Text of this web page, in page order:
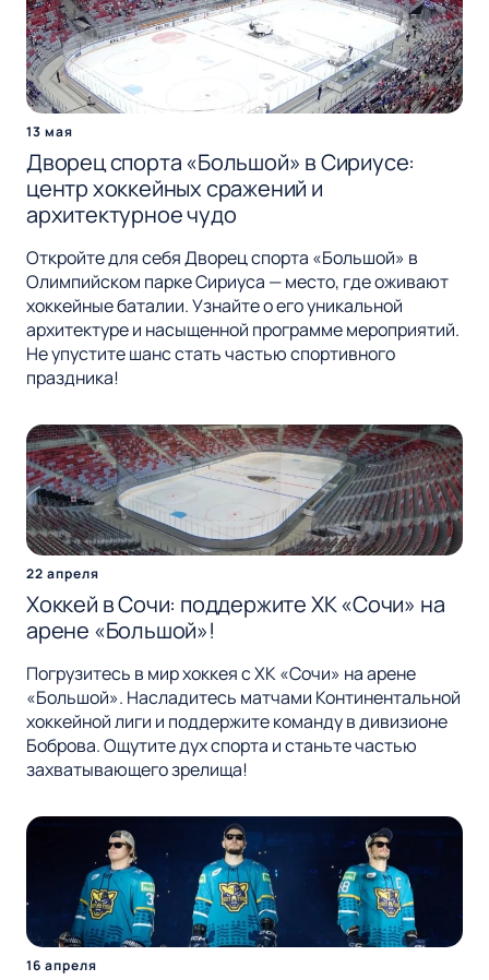
13 мая
Дворец спорта «Большой» в Сириусе:
центр хоккейных сражений и
архитектурное чудо
Откройте для себя Дворец спорта «Большой» в
Олимпийском парке Сириуса — место, где оживают
хоккейные баталии. Узнайте о его уникальной
архитектуре и насыщенной программе мероприятий.
Не упустите шанс стать частью спортивного
праздника!
22 апреля
Хоккей в Сочи: поддержите ХК «Сочи» на
арене «Большой»!
Погрузитесь в мир хоккея с ХК «Сочи» на арене
«Большой». Насладитесь матчами Континентальной
хоккейной лиги и поддержите команду в дивизионе
Боброва. Ощутите дух спорта и станьте частью
захватывающего зрелища!
16 апреля